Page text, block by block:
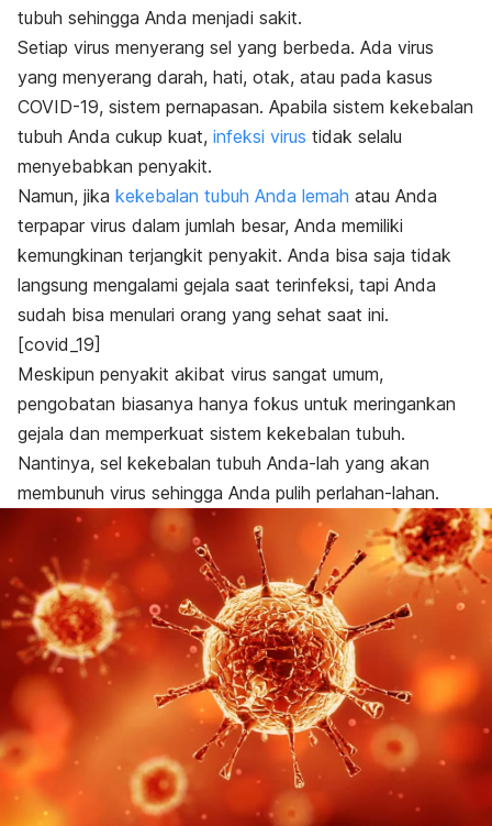
tubuh sehingga Anda menjadi sakit.
Setiap virus menyerang sel yang berbeda. Ada virus
yang menyerang darah, hati, otak, atau pada kasus
COVID-19, sistem pernapasan. Apabila sistem kekebalan
tubuh Anda cukup kuat, infeksi virus tidak selalu
menyebabkan penyakit.
Namun, jika kekebalan tubuh Anda lemah atau Anda
terpapar virus dalam jumlah besar, Anda memiliki
kemungkinan terjangkit penyakit. Anda bisa saja tidak
langsung mengalami gejala saat terinfeksi, tapi Anda
sudah bisa menulari orang yang sehat saat ini.
[covid_19]
Meskipun penyakit akibat virus sangat umum,
pengobatan biasanya hanya fokus untuk meringankan
gejala dan memperkuat sistem kekebalan tubuh.
Nantinya, sel kekebalan tubuh Anda-lah yang akan
membunuh virus sehingga Anda pulih perlahan-lahan.